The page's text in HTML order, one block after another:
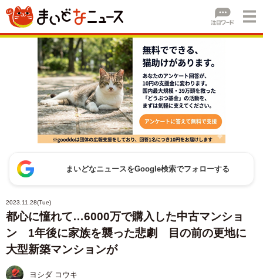
まいどなニュースをGoogle検索でフォローする
2023.11.28(Tue)
都心に憧れて…6000万で購入した中古マンショ
ン 1年後に家族を襲った悲劇 目の前の更地に
大型新築マンションが
ヨシダ コウキ